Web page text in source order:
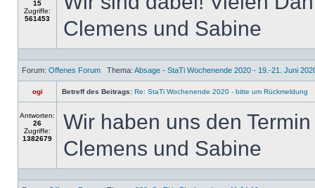
15
Zugriffe:
561453
Clemens und Sabine
Forum: Offenes Forum Thema: Absage - StaTi Wochenende 2020 - 19.-21. Juni
ogi Betreff des Beitrags: Re: StaTi Wochenende 2020 - bitte um Rückmeldung
Antworten:
26
Zugriffe:
1382679
Wir haben uns den
Clemens und Sabine